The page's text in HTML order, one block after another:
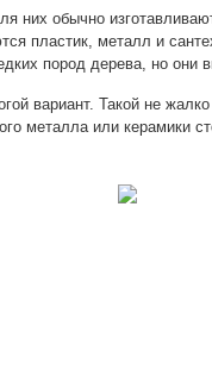
них обычно
пластик, металл и
пород дерева, но они
вариант. Такой не
металла или керамики